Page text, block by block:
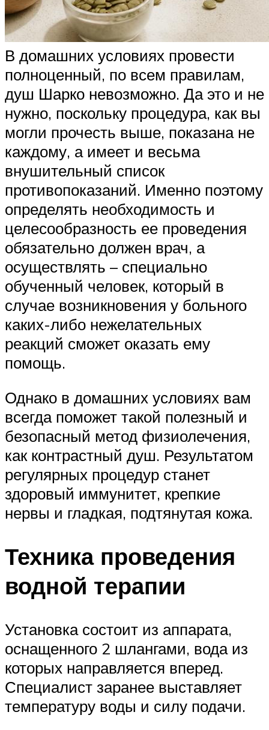
В домашних условиях провести
полноценный, по всем правилам,
душ Шарко невозможно. Да это и не
нужно, поскольку процедура, как вы
могли прочесть выше, показана не
каждому, а имеет и весьма
внушительный список
противопоказаний. Именно поэтому
определять необходимость и
целесообразность ее проведения
обязательно должен врач, а
осуществлять – специально
обученный человек, который в
случае возникновения у больного
каких-либо нежелательных
реакций сможет оказать ему
помощь.
Однако в домашних условиях вам
всегда поможет такой полезный и
безопасный метод физиолечения,
как контрастный душ. Результатом
регулярных процедур станет
здоровый иммунитет, крепкие
нервы и гладкая, подтянутая кожа.
Техника проведения
водной терапии
Установка состоит из аппарата,
оснащенного 2 шлангами, вода из
которых направляется вперед.
Специалист заранее выставляет
температуру воды и силу подачи.